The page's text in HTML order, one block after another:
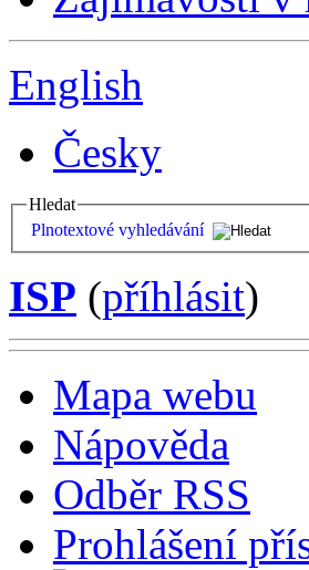
English
Česky
Hledat
Plnotextové vyhledávání
ISP (příhlásit)
Mapa webu
Nápověda
Odběr RSS
Prohlášení